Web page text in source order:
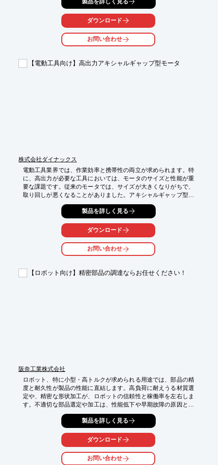
当社のピン型冷却フィンは、冷間鍛造加工により、これらの課題
を解決します。
・高出力モーター
・産業用ロボット
ダウンロード
お問い合わせ
【電動工具向け】高出力アキシャルギャップ型モータ
株式会社ダイナックス
電動工具業界では、作業効率と携帯性の両立が求められます。特
に、高出力が必要な工具においては、モータのサイズと性能が重
要な課題です。従来のモータでは、サイズが大きくなりがちで、
取り回しが悪くなることがありました。アキシャルギャップ型モ
ータは、小型扁平設計と高効率により、高出力でありながらコン
パクトな電動工具を実現します。
【活用シーン】
・インパクトレンチ
・グラインダー
・工具の軽量化
製品を詳しく見る
ダウンロード
お問い合わせ
【ロボット向け】精密部品の調達ならお任せください！
阪奈工業株式会社
ロボット、特に小型・高トルクが求められる用途では、部品の精
度と耐久性が製品の性能に直結します。高負荷に耐えうる材質選
定や、精密な形状加工が、ロボットの信頼性と稼働率を左右しま
す。不適切な部品選定や加工は、性能低下や早期故障の原因とな
り得ます。当社は、こうしたロボットのニーズに応える精密部品
の調達をワンストップで行います。
【活用シーン】
・ロボットアームの駆動部
・センサーハウジング
製品を詳しく見る
ダウンロード
お問い合わせ